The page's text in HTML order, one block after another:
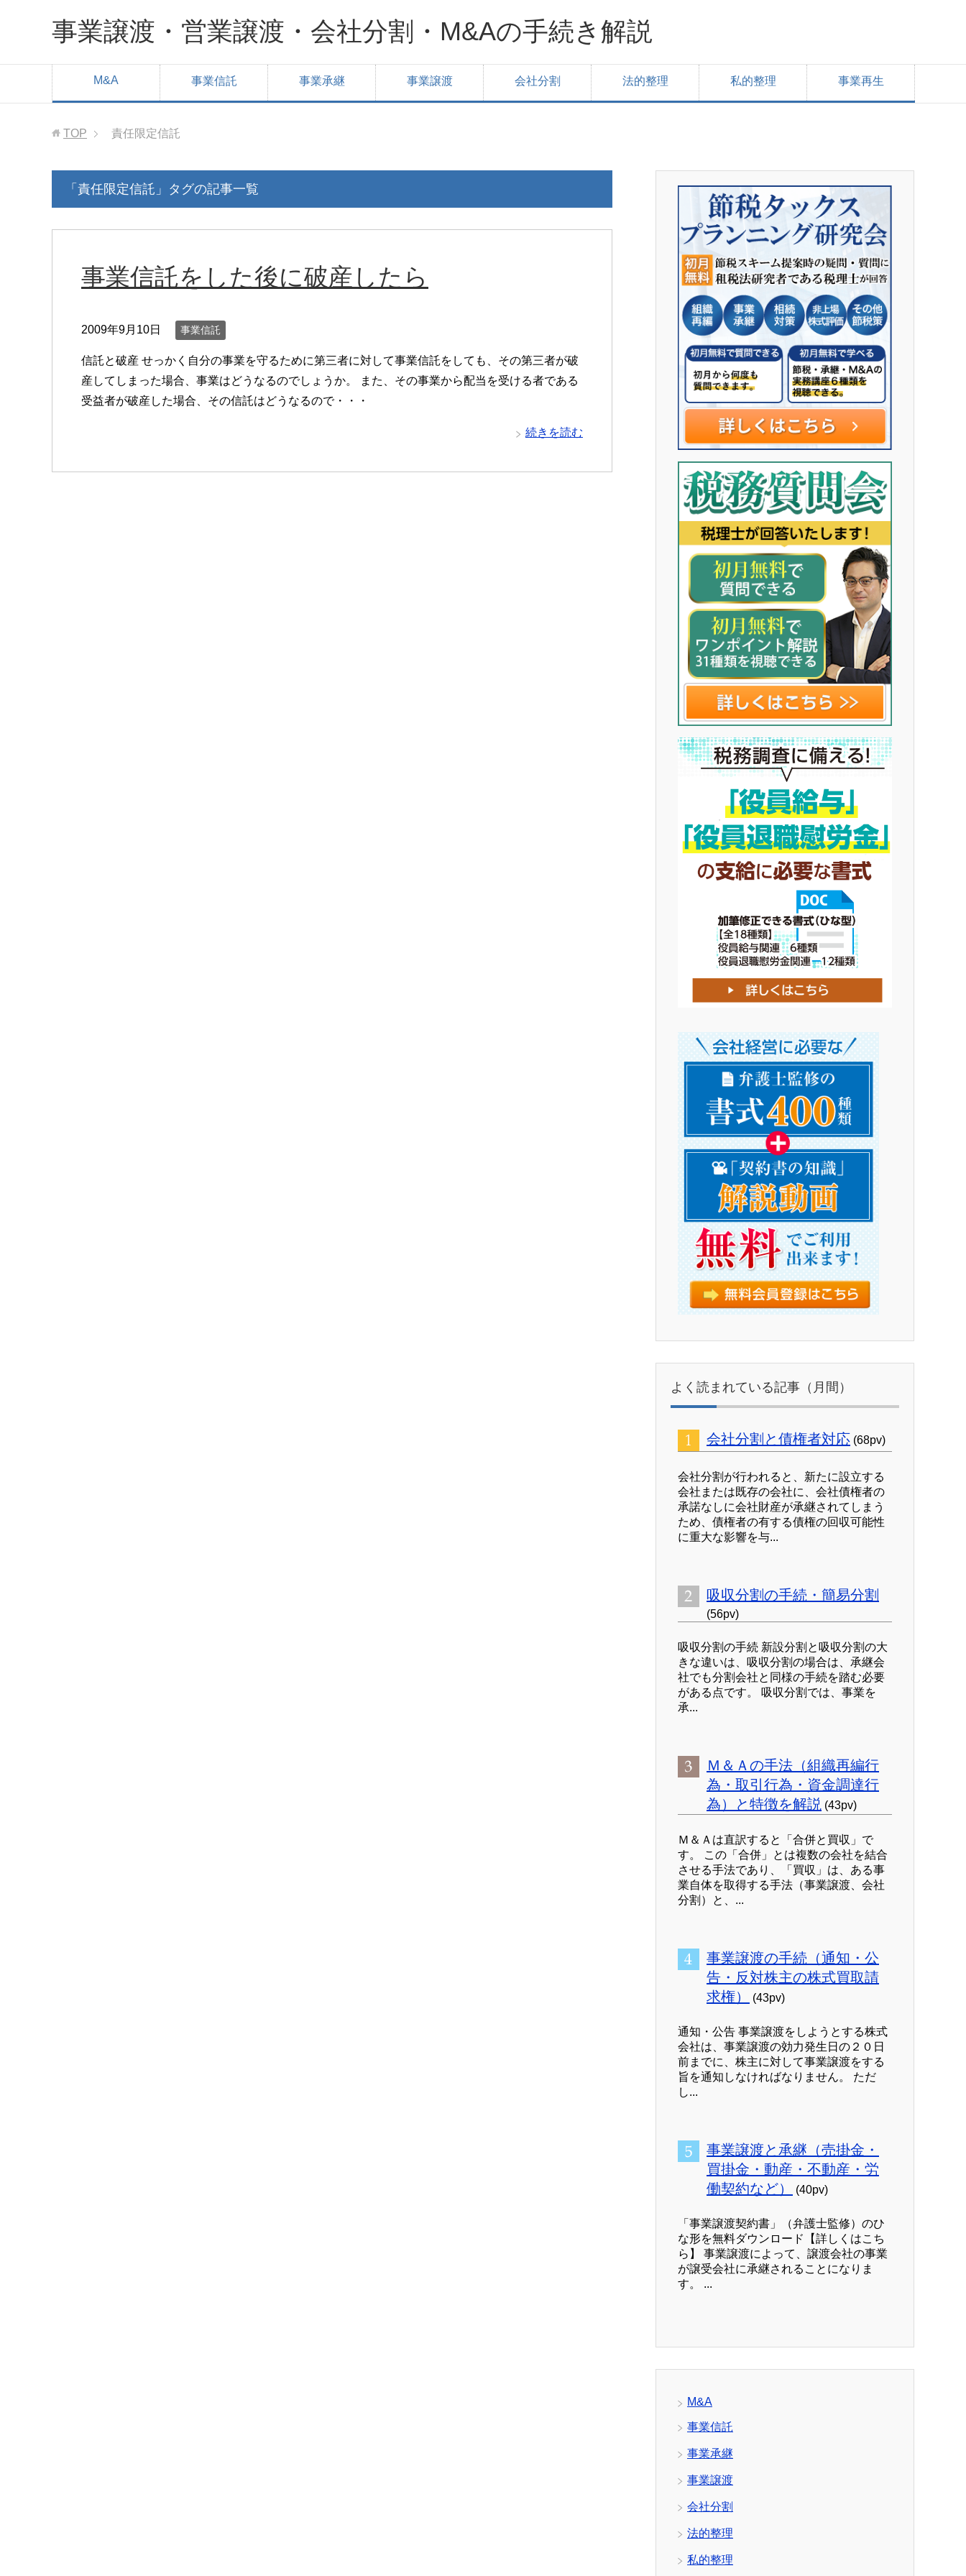
事業譲渡・営業譲渡・会社分割・M&Aの手続き解説
M&A 事業信託 事業承継 事業譲渡 会社分割 法的整理 私的整理 事業再生
TOP 責任限定信託
「責任限定信託」タグの記事一覧
事業信託をした後に破産したら
2009年9月10日 事業信託
信託と破産 せっかく自分の事業を守るために第三者に対して事業信託をしても、その第三者が破
産してしまった場合、事業はどうなるのでしょうか。 また、その事業から配当を受ける者である
受益者が破産した場合、その信託はどうなるので・・・
続きを読む
よく読まれている記事（月間）
会社分割と債権者対応 (68pv)
会社分割が行われると、新たに設立する
会社または既存の会社に、会社債権者の
承諾なしに会社財産が承継されてしまう
ため、債権者の有する債権の回収可能性
に重大な影響を与...
吸収分割の手続・簡易分割
(56pv)
吸収分割の手続 新設分割と吸収分割の大
きな違いは、吸収分割の場合は、承継会
社でも分割会社と同様の手続を踏む必要
がある点です。 吸収分割では、事業を
承...
Ｍ＆Ａの手法（組織再編行
為・取引行為・資金調達行
為）と特徴を解説 (43pv)
Ｍ＆Ａは直訳すると「合併と買収」で
す。 この「合併」とは複数の会社を結合
させる手法であり、「買収」は、ある事
業自体を取得する手法（事業譲渡、会社
分割）と、...
事業譲渡の手続（通知・公
告・反対株主の株式買取請
求権）
(43pv)
通知・公告 事業譲渡をしようとする株式
会社は、事業譲渡の効力発生日の２０日
前までに、株主に対して事業譲渡をする
旨を通知しなければなりません。 ただ
し...
事業譲渡と承継（売掛金・
買掛金・動産・不動産・労
働契約など）
(40pv)
「事業譲渡契約書」（弁護士監修）のひ
な形を無料ダウンロード【詳しくはこち
ら】 事業譲渡によって、譲渡会社の事業
が譲受会社に承継されることになりま
す。 ...
M&A
事業信託
事業承継
事業譲渡
会社分割
法的整理
私的整理